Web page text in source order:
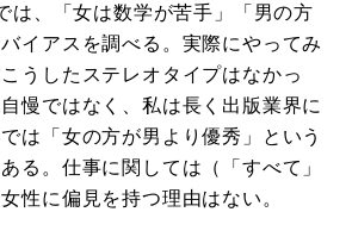
、「女は数学が苦手」「男の方
イアスを調べる。実際にやってみ
うしたステレオタイプはなかっ
慢ではなく、私は長く出版業界に
は「女の方が男より優秀」という
る。仕事に関しては（「すべて」
性に偏見を持つ理由はない。